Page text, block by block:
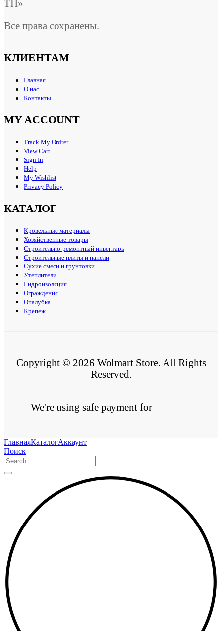
ТН»
Все права сохранены.
КЛИЕНТАМ
Главная
О нас
Контакты
MY ACCOUNT
Track My Ordrer
View Cart
Sign In
Help
My Wishlist
Privacy Policy
КАТАЛОГ
Кровельные материалы
Хозяйственные товары
Строительно-ремонтный инвентарь
Строительные плиты и панели
Сухие смеси и грунтовки
Утеплители
Гидроизоляция
Ограждения
Опалубка
Крепеж
Copyright © 2026 Wolmart Store. All Rights
Reserved.
We're using safe payment for
ГлавнаяКаталогАккаунт
Поиск